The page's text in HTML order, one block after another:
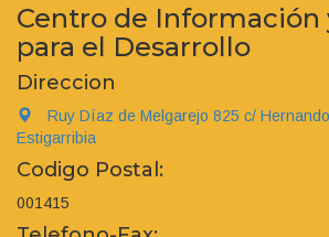
Centro de Información
para el Desarrollo
Direccion
Ruy Díaz de Melgarejo 825 c/
Estigarribia
Codigo Postal:
001415